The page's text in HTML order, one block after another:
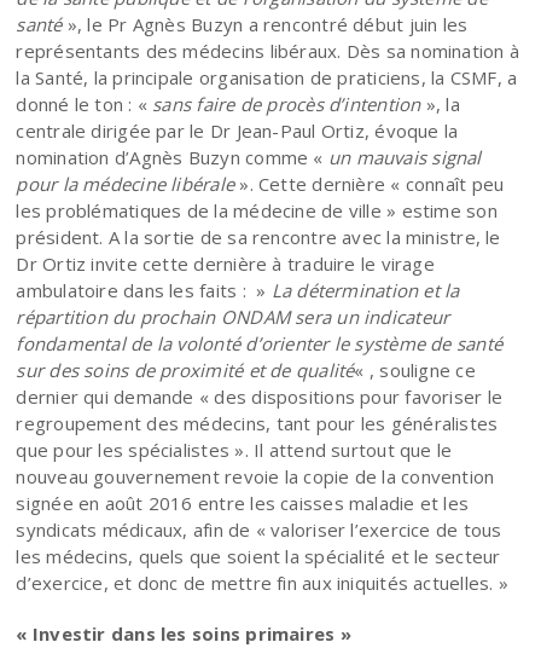
santé », le Pr Agnès Buzyn a rencontré début juin les
représentants des médecins libéraux. Dès sa nomination à
la Santé, la principale organisation de praticiens,la CSMF, a
donné le ton : « sans faire de procès d’intention», la
centrale dirigée par le Dr Jean-Paul Ortiz,évoque la
nomination d’Agnès Buzyn comme « un mauvais signal
pour la médecine libérale». Cette dernière « connaît peu
les problématiques de la médecine de ville » estime son
président. A la sortie de sa rencontre avec la ministre, le
Dr Ortiz invite cette dernière à traduire le virage
ambulatoire dans les faits : » La détermination et la
répartition du prochain ONDAM sera un indicateur
fondamental de la volonté d’orienter le système de santé
sur des soins de proximité et de qualité« , souligne ce
dernier qui demande « des dispositions pour favoriser le
regroupement des médecins, tant pour les généralistes
que pour les spécialistes ». Il attend surtout que le
nouveau gouvernement revoie la copie de la convention
signée en août 2016 entre les caisses maladie et les
syndicats médicaux, afin de « valoriser l’exercice de tous
les médecins, quels que soient la spécialité et le secteur
d’exercice, et donc de mettre fin aux iniquités actuelles. »
« Investir dans les soins primaires »